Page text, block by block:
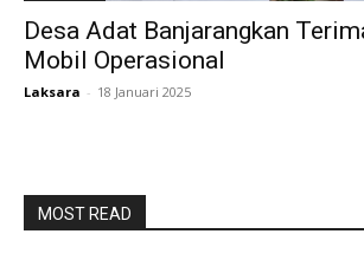
Desa Adat Banjarangkan
Mobil Operasional
Laksara - 18 Januari 2025
MOST READ